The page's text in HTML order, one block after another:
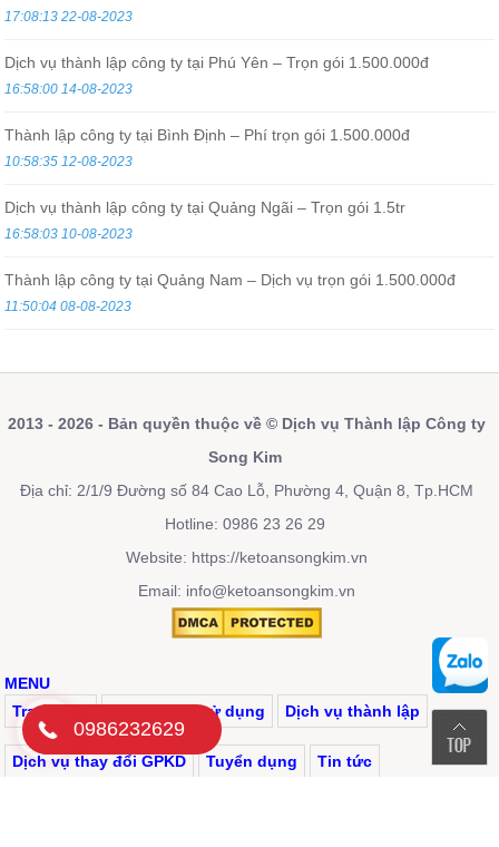
17:08:13 22-08-2023
Dịch vụ thành lập công ty tại Phú Yên – Trọn gói 1.500.000đ
16:58:00 14-08-2023
Thành lập công ty tại Bình Định – Phí trọn gói 1.500.000đ
10:58:35 12-08-2023
Dịch vụ thành lập công ty tại Quảng Ngãi – Trọn gói 1.5tr
16:58:03 10-08-2023
Thành lập công ty tại Quảng Nam – Dịch vụ trọn gói 1.500.000đ
11:50:04 08-08-2023
2013 - 2026 - Bản quyền thuộc về © Dịch vụ Thành lập Công ty
Song Kim
Địa chỉ: 2/1/9 Đường số 84 Cao Lỗ, Phường 4, Quận 8, Tp.HCM
Hotline: 0986 23 26 29
Website: https://ketoansongkim.vn
Email: info@ketoansongkim.vn
MENU
Trang chủ
Điều khoản sử dụng Dịch vụ thành lập
Dịch vụ thay đổi GPKD Tuyển dụng Tin tức
0986232629